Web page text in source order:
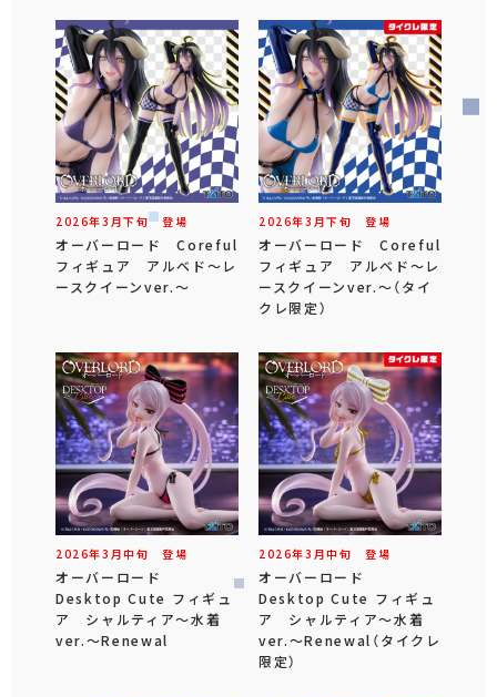
2026年3 月下旬登場
オーバーロード Coreful
フィギュア アルベド～レ
ースクイーンver.～
2026年3 月下旬 登場
オーバーロード Coreful
フィギュア アルベド～レ
ースクイーンver.～（タイ
クレ限定）
2026年3 月中旬 登場
オーバーロード
Desktop Cute フィギュ
ア シャルティア～水着
ver.～Renewal
2026年3 月中旬 登場
オーバーロード
Desktop Cute フィギュ
ア シャルティア～水着
ver.～Renewal（タイクレ
限定）